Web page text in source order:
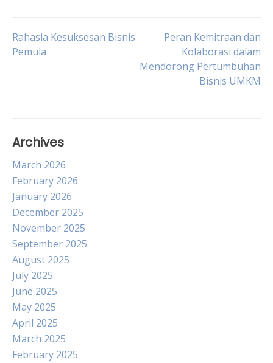
Post
Rahasia Kesuksesan Bisnis
Pemula
Peran Kemitraan dan
Kolaborasi dalam
Mendorong Pertumbuhan
Bisnis UMKM
Archives
March 2026
February 2026
January 2026
December 2025
November 2025
September 2025
August 2025
July 2025
June 2025
May 2025
April 2025
March 2025
February 2025